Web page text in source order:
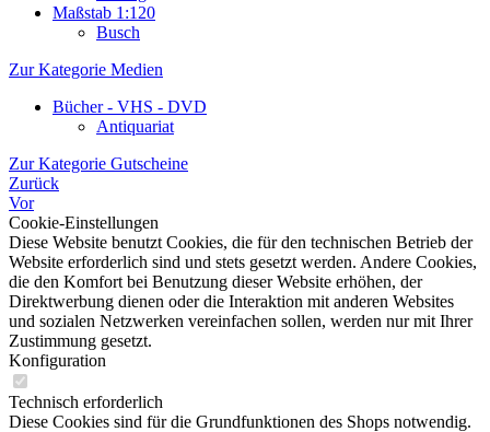
Maßstab 1:120
Busch
Zur Kategorie Medien
Bücher - VHS - DVD
Antiquariat
Zur Kategorie Gutscheine
Zurück
Vor
Cookie-Einstellungen
Diese Website benutzt Cookies, die für den technischen Betrieb der
Website erforderlich sind und stets gesetzt werden. Andere Cookies,
die den Komfort bei Benutzung dieser Website erhöhen, der
Direktwerbung dienen oder die Interaktion mit anderen Websites
und sozialen Netzwerken vereinfachen sollen, werden nur mit Ihrer
Zustimmung gesetzt.
Konfiguration
Technisch erforderlich
Diese Cookies sind für die Grundfunktionen des Shops notwendig.